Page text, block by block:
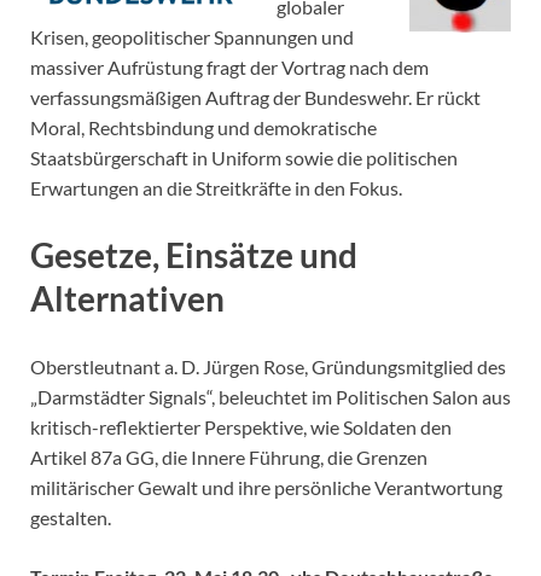
globaler
Krisen, geopolitischer Spannungen und
massiver Aufrüstung fragt der Vortrag nach dem
verfassungsmäßigen Auftrag der Bundeswehr. Er rückt
Moral, Rechtsbindung und demokratische
Staatsbürgerschaft in Uniform sowie die politischen
Erwartungen an die Streitkräfte in den Fokus.
Gesetze, Einsätze und
Alternativen
Oberstleutnant a. D. Jürgen Rose, Gründungsmitglied des
„Darmstädter Signals“, beleuchtet im Politischen Salon aus
kritisch-reflektierter Perspektive, wie Soldaten den
Artikel 87a GG, die Innere Führung, die Grenzen
militärischer Gewalt und ihre persönliche Verantwortung
gestalten.